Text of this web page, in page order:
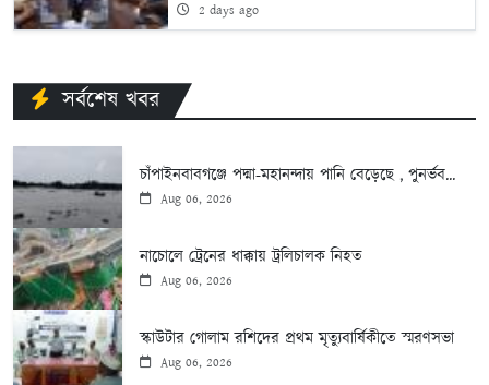
2 days ago
সর্বশেষ খবর
চাঁপাইনবাবগঞ্জে পদ্মা-মহানন্দায় পানি বেড়েছে , পুনর্ভব...
Aug 06, 2026
নাচোলে ট্রেনের ধাক্কায় ট্রলিচালক নিহত
Aug 06, 2026
স্কাউটার গোলাম রশিদের প্রথম মৃত্যুবার্ষিকীতে স্মরণসভা
Aug 06, 2026